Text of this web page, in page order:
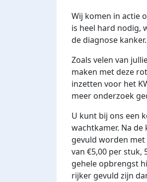
Wij komen in actie
is heel hard nodig,
de diagnose kanker.
Zoals velen van
maken met deze
inzetten voor het
meer onderzoek
U kunt bij ons een
wachtkamer. Na de
gevuld worden met
van €5,00 per stuk,
gehele opbrengst
rijker gevuld zijn